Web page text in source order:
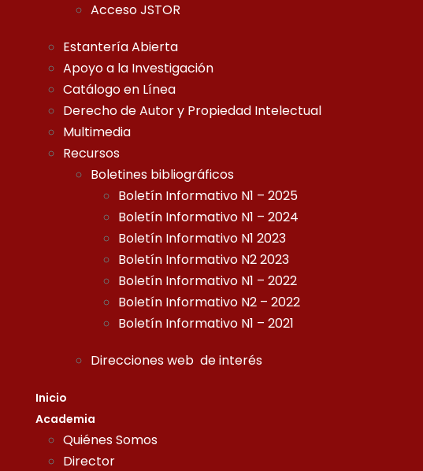
Acceso JSTOR
Estantería Abierta
Apoyo a la Investigación
Catálogo en Línea
Derecho de Autor y Propiedad Intelectual
Multimedia
Recursos
Boletines bibliográficos
Boletín Informativo N1 – 2025
Boletín Informativo N1 – 2024
Boletín Informativo N1 2023
Boletín Informativo N2 2023
Boletín Informativo N1 – 2022
Boletín Informativo N2 – 2022
Boletín Informativo N1 – 2021
Direcciones web de interés
Inicio
Academia
Quiénes Somos
Director